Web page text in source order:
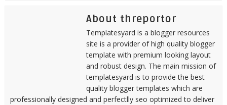
About threportor
Templatesyard is a blogger resources
site is a provider of high quality blogger
template with premium looking layout
and robust design. The main mission of
templatesyard is to provide the best
quality blogger templates which are
professionally designed and perfectlly seo optimized to deliver